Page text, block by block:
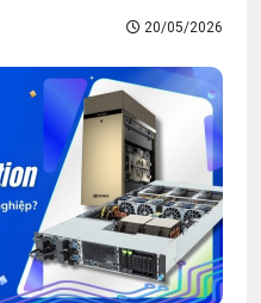
20/05/2026